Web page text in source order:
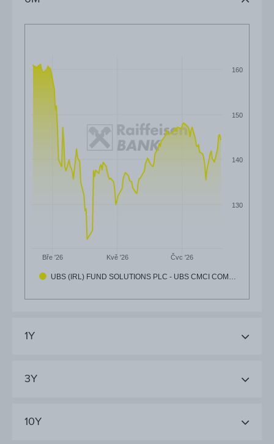
UBS (IRL) FUND SOLUTIONS PLC - UBS CMCI COM…
Bře '26 Kvě '26 Čvc '26
130
140
150
160
1Y
3Y
10Y